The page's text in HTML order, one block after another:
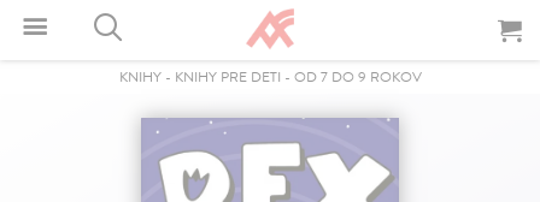
KNIHY- KNIHY PRE DETI - OD 7 DO 9 ROKOV